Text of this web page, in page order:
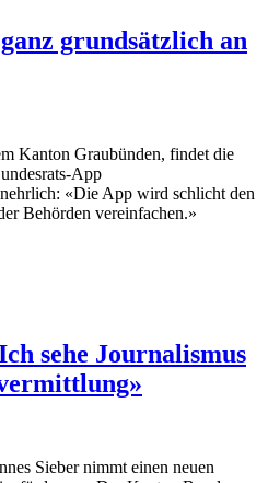
grundsätzlich an
Kanton Graubünden, findet die
App
«Die App wird schlicht den
Behörden vereinfachen.»
sehe Journalismus
Sieber nimmt einen neuen